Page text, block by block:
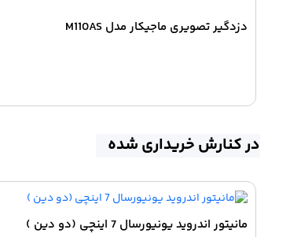
دزدگیر تصویری ماجیکار مدل M110AS
در کنارش خریداری شده
مانیتور اندروید یونیورسال 7 اینچی (دو دین )